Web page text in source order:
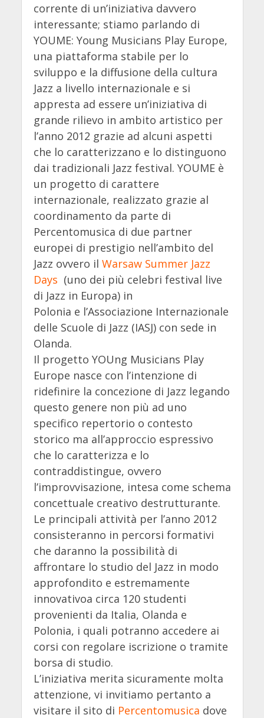
corrente di un’iniziativa davvero
interessante; stiamo parlando di
YOUME: Young Musicians Play Europe,
una piattaforma stabile per lo
sviluppo e la diffusione della cultura
Jazz a livello internazionale e si
appresta ad essere un’iniziativa di
grande rilievo in ambito artistico per
l’anno 2012 grazie ad alcuni aspetti
che lo caratterizzano e lo distinguono
dai tradizionali Jazz festival. YOUME è
un progetto di carattere
internazionale, realizzato grazie al
coordinamento da parte di
Percentomusica di due partner
europei di prestigio nell’ambito del
Jazz ovvero il Warsaw Summer Jazz
Days (uno dei più celebri festival live
di Jazz in Europa) in
Polonia e l’Associazione Internazionale
delle Scuole di Jazz (IASJ) con sede in
Olanda.
Il progetto YOUng Musicians Play
Europe nasce con l’intenzione di
ridefinire la concezione di Jazz legando
questo genere non più ad uno
specifico repertorio o contesto
storico ma all’approccio espressivo
che lo caratterizza e lo
contraddistingue, ovvero
l’improvvisazione, intesa come schema
concettuale creativo destrutturante.
Le principali attività per l’anno 2012
consisteranno in percorsi formativi
che daranno la possibilità di
affrontare lo studio del Jazz in modo
approfondito e estremamente
innovativoa circa 120 studenti
provenienti da Italia, Olanda e
Polonia, i quali potranno accedere ai
corsi con regolare iscrizione o tramite
borsa di studio.
L’iniziativa merita sicuramente molta
attenzione, vi invitiamo pertanto a
visitare il sito di Percentomusica dove